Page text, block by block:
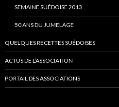
SEMAINE SUÉDOISE 2013
50 ANS DU JUMELAGE
QUELQUES RECETTES SUÉDOISES
ACTUS DE L’ASSOCIATION
PORTAIL DES ASSOCIATIONS